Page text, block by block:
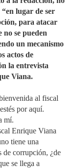
lugar de ser
para atacar
se pueden
un mecanismo
actos de
la entrevista
Viana.
al fiscal
por aquí.
mí.
Enrique Viana
tiene una
de corrupción, ¿de
se llega a